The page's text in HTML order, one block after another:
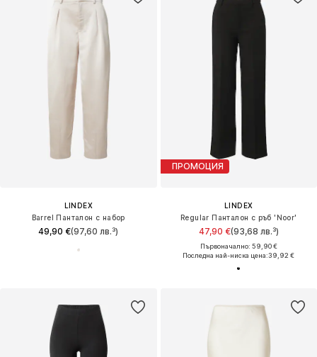
LINDEX
Barrel Панталон с набор
49,90 €(97,60 лв.³)
ПРОМОЦИЯ
LINDEX
Regular Панталон с ръб 'Noor'
47,90 €(93,68 лв.³)
Първоначално: 59,90 €
Последна най-ниска цена:39,92 €